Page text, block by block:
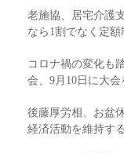
老施協、居宅介護
なら1割でなく定額
コロナ禍の変化も
会、9月10日に大
後藤厚労相、お盆
経済活動を維持す